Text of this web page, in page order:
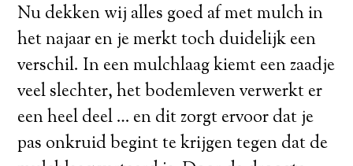
Nu dekken wij alles goed af met mulch in
het najaar en je merkt toch duidelijk een
verschil. In een mulchlaag kiemt een zaadje
veel slechter, het bodemleven verwerkt er
een heel deel … en dit zorgt ervoor dat je
pas onkruid begint te krijgen tegen dat de